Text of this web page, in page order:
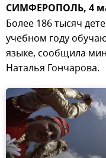
СИМФЕРОПОЛЬ, 4
Более 186 тысяч
учебном году
языке, сообщила
Наталья Гончарова.